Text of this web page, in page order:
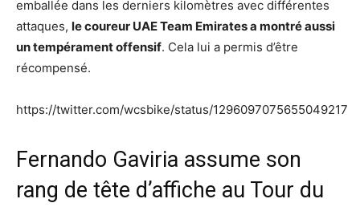
emballée dans les derniers kilomètres avec différentes
attaques, le coureur UAE Team Emirates a montré aussi
un tempérament offensif. Cela lui a permis d’être
récompensé.
https://twitter.com/wcsbike/status/1296097075655049217
Fernando Gaviria assume son
rang de tête d’affiche au Tour du